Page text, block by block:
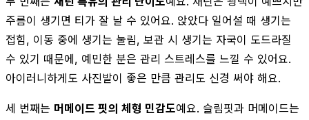
주름이 생기면 티가 잘 날 수 있어요. 앉았다 일어설 때 생기는
접힘, 이동 중에 생기는 눌림, 보관 시 생기는 자국이 도드라질
수 있기 때문에, 예민한 분은 관리 스트레스를 느낄 수 있어요.
아이러니하게도 사진발이 좋은 만큼 관리도 신경 써야 해요.
세 번째는 머메이드 핏의 체형 민감도예요. 슬림핏과 머메이드는